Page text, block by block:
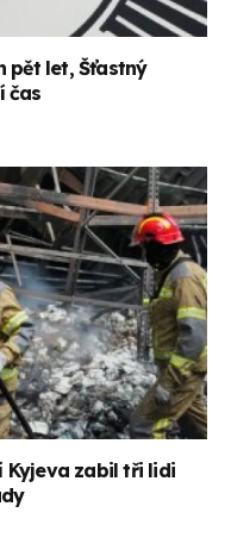
pět let, Šťastný
čas
Kyjeva zabil tři lidi